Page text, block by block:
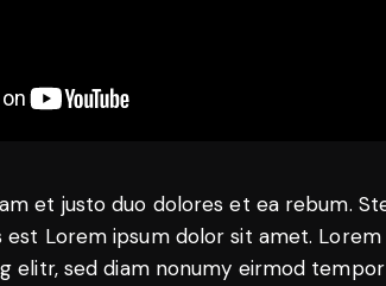
et justo duo dolores et ea rebum.
est Lorem ipsum dolor sit amet.
elitr, sed diam nonumy eirmod